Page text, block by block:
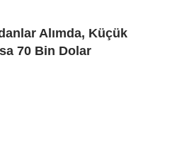
Alımda, Küçük
70 Bin Dolar